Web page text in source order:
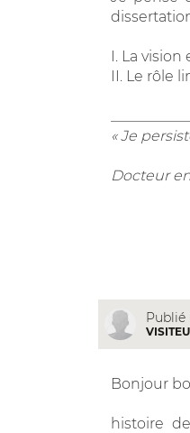
I. La
II. Le rôle
« Je
Docteur
Publié
Bonjour
histoire